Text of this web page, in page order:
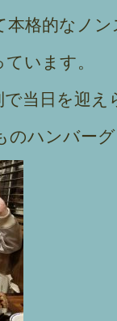
本格的なノ
います。
当日を迎
のハンバー